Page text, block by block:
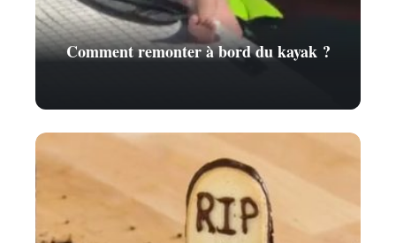
Comment remonter à bord du kayak ?